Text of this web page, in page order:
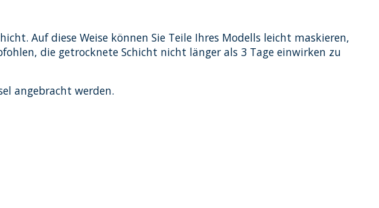
Auf diese Weise können Sie Teile Ihres Modells leicht maskieren,
die getrocknete Schicht nicht länger als 3 Tage einwirken zu
angebracht werden.